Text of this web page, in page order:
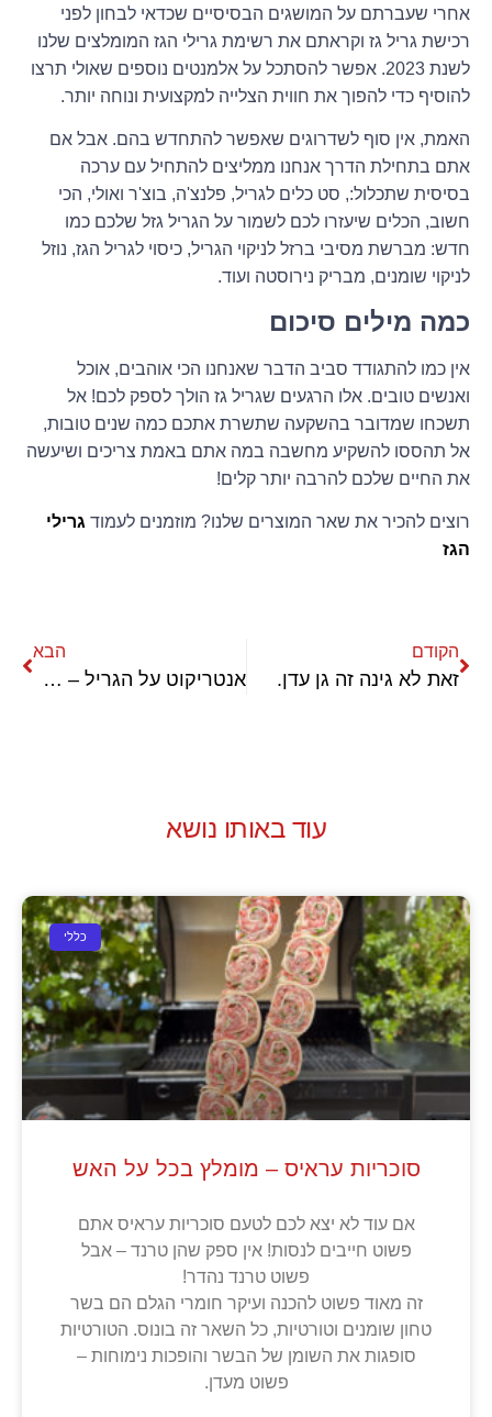
אחרי שעברתם על המושגים הבסיסיים שכדאי לבחון לפני
רכישת גריל גז וקראתם את רשימת גרילי הגז המומלצים שלנו
לשנת 2023. אפשר להסתכל על אלמנטים נוספים שאולי תרצו
להוסיף כדי להפוך את חווית הצלייה למקצועית ונוחה יותר.
האמת, אין סוף לשדרוגים שאפשר להתחדש בהם. אבל אם
אתם בתחילת הדרך אנחנו ממליצים להתחיל עם ערכה
בסיסית שתכלול:, סט כלים לגריל, פלנצ'ה, בוצ'ר ואולי, הכי
חשוב, הכלים שיעזרו לכם לשמור על הגריל גזל שלכם כמו
חדש: מברשת מסיבי ברזל לניקוי הגריל, כיסוי לגריל הגז, נוזל
לניקוי שומנים, מבריק נירוסטה ועוד.
כמה מילים סיכום
אין כמו להתגודד סביב הדבר שאנחנו הכי אוהבים, אוכל
ואנשים טובים. אלו הרגעים שגריל גז הולך לספק לכם! אל
תשכחו שמדובר בהשקעה שתשרת אתכם כמה שנים טובות,
אל תהססו להשקיע מחשבה במה אתם באמת צריכים ושיעשה
את החיים שלכם להרבה יותר קלים!
רוצים להכיר את שאר המוצרים שלנו? מוזמנים לעמוד גרילי
הגז
הקודם
זאת לא גינה זה גן עדן.
הבא
אנטריקוט על הגריל – צלייה של נתח שמן
עוד באותו נושא
כללי
סוכריות עראיס – מומלץ בכל על האש
אם עוד לא יצא לכם לטעם סוכריות עראיס אתם
פשוט חייבים לנסות! אין ספק שהן טרנד – אבל
פשוט טרנד נהדר!
זה מאוד פשוט להכנה ועיקר חומרי הגלם הם בשר
טחון שומנים וטורטיות, כל השאר זה בונוס. הטורטיות
סופגות את השומן של הבשר והופכות נימוחות –
פשוט מעדן.